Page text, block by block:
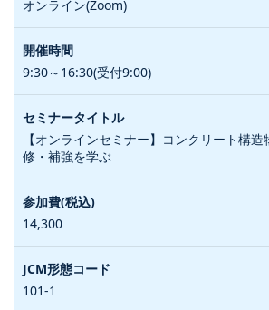
オンライン(Zoom)
9:30～16:30(受付9:00)
【オンラインセミナー】コンクリート構
修・補強を学ぶ
14,300
101-1